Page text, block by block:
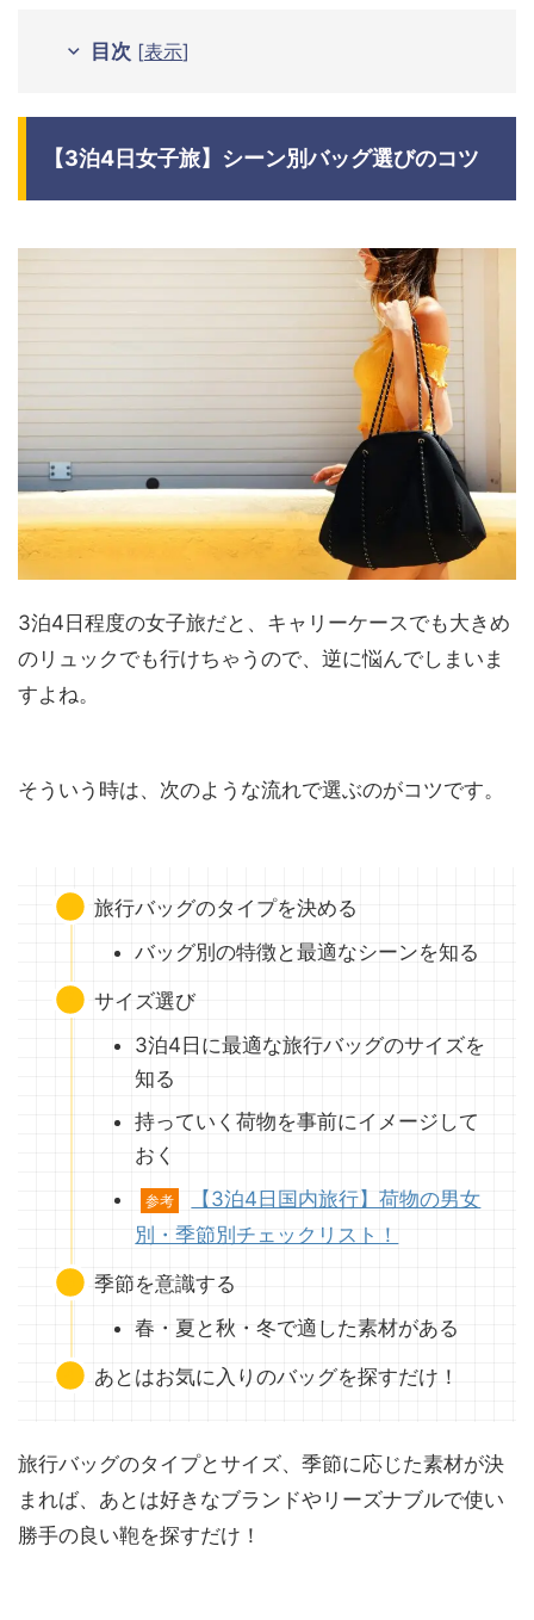
目次 [表示]
【3泊4日女子旅】シーン別バッグ選びのコツ
3泊4日程度の女子旅だと、キャリーケースでも大きめ
のリュックでも行けちゃうので、逆に悩んでしまいま
すよね。
そういう時は、次のような流れで選ぶのがコツです。
旅行バッグのタイプを決める
バッグ別の特徴と最適なシーンを知る
サイズ選び
3泊4日に最適な旅行バッグのサイズを
知る
持っていく荷物を事前にイメージして
おく
参考
【3泊4日国内旅行】荷物の男女
別・季節別チェックリスト！
季節を意識する
春・夏と秋・冬で適した素材がある
あとはお気に入りのバッグを探すだけ！
旅行バッグのタイプとサイズ、季節に応じた素材が決
まれば、あとは好きなブランドやリーズナブルで使い
勝手の良い鞄を探すだけ！